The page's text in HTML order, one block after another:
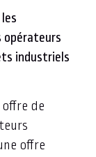
opérateurs
industriels
offre de
offre